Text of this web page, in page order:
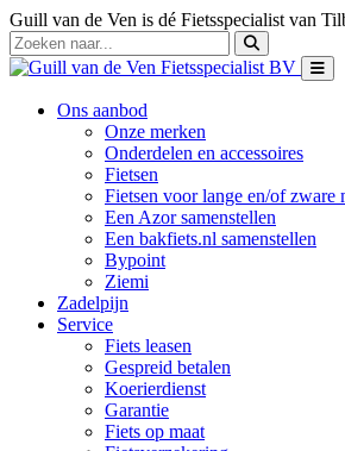
Guill van de Ven is dé Fietsspecialist van
Ons aanbod
Onze merken
Onderdelen en accessoires
Fietsen
Fietsen voor lange en/of zware
Een Azor samenstellen
Een bakfiets.nl samenstellen
Bypoint
Ziemi
Zadelpijn
Service
Fiets leasen
Gespreid betalen
Koerierdienst
Garantie
Fiets op maat